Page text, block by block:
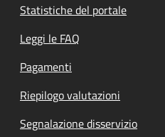
Statistiche del portale
Leggi le FAQ
Pagamenti
Riepilogo valutazioni
Segnalazione disservizio